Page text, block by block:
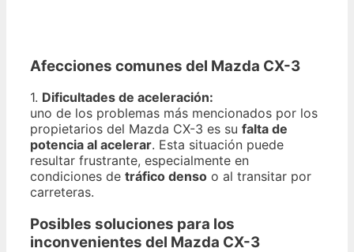
Afecciones comunes del Mazda CX-3
1. Dificultades de aceleración:
uno de los problemas más mencionados por los
propietarios del Mazda CX-3 es su falta de
potencia al acelerar. Esta situación puede
resultar frustrante, especialmente en
condiciones de tráfico denso o al transitar por
carreteras.
Posibles soluciones para los
inconvenientes del Mazda CX-3